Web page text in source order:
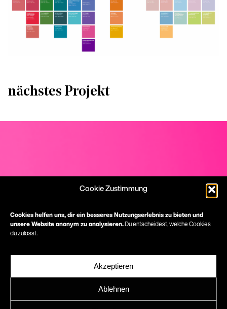
Cookie Zustimmung
Cookies helfen uns, dir ein besseres Nutzungserlebnis zu bieten und
unsere Website anonym zu analysieren. Du entscheidest, welche Cookies
du zulässt.
Akzeptieren
Ablehnen
nächstes Projekt
Onlinepräsenz mit
Charakter